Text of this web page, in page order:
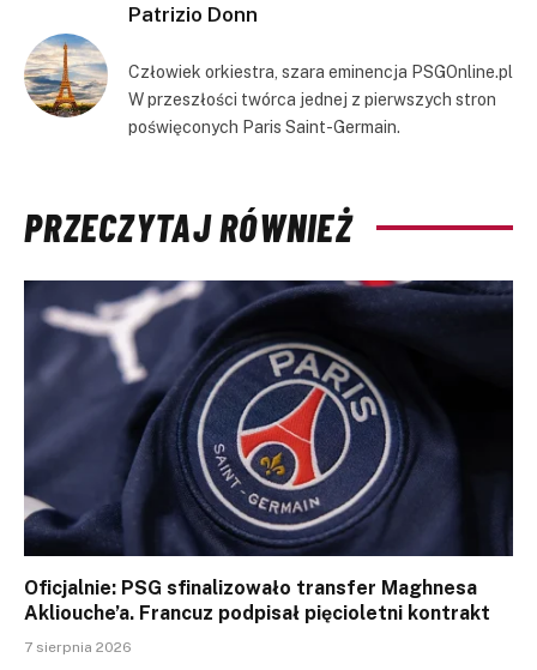
Patrizio Donn
Człowiek orkiestra, szara eminencja PSGOnline.pl
W przeszłości twórca jednej z pierwszych stron
poświęconych Paris Saint-Germain.
PRZECZYTAJ RÓWNIEŻ
Oficjalnie: PSG sfinalizowało transfer Maghnesa
Akliouche’a. Francuz podpisał pięcioletni kontrakt
7 sierpnia 2026